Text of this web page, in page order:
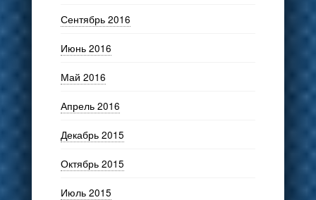
Сентябрь 2016
Июнь 2016
Май 2016
Апрель 2016
Декабрь 2015
Октябрь 2015
Июль 2015